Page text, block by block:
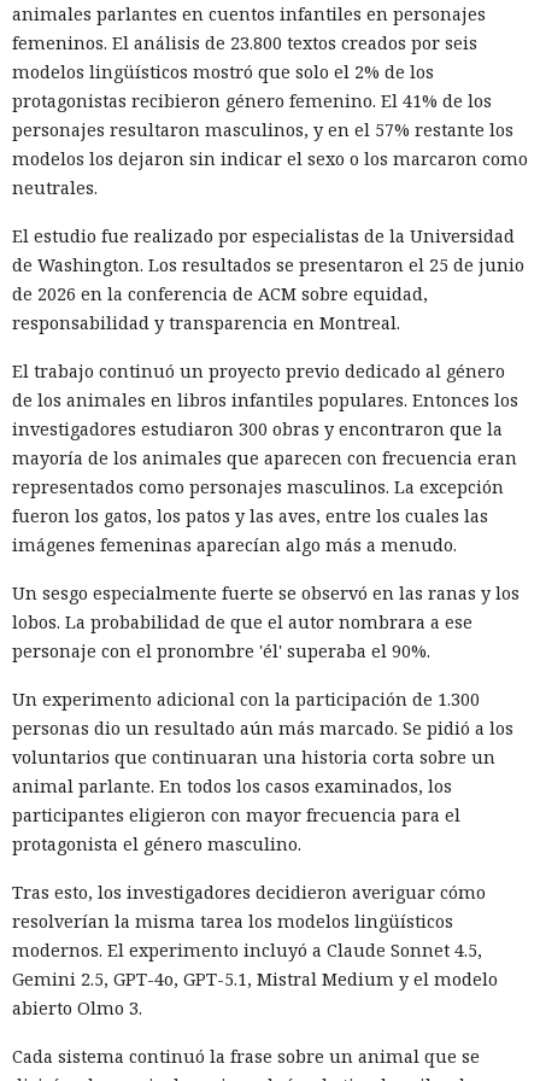
Muka, de 26 años, se declaró culpable de cargos de fraude
informático y telefónico, robo agravado de datos personales
y conspiración en un tribunal federal del estado de
Washington. Su sentencia se dictará el 27 de octubre; la
pena máxima es de hasta 32 años de prisión.
Muka y sus cómplices utilizaron credenciales robadas para
menos 165 empresas. Entre las afectadas se encuentran
AT&T, Ticketmaster, Advance Auto Parts, Neiman Marcus,
Santander, LendingTree y uno de los distritos escolares más
grandes de Estados Unidos.
La magnitud de las filtraciones fue enorme: en el caso de
AT&T se trató de registros de llamadas y mensajes de más
de 100 millones de abonados, y el hackeo a Ticketmaster
afectó a alrededor de 560 millones de usuarios.
Según la investigación, los hackeos ocurrieron entre febrero
y octubre de 2024. Los atacantes accedieron a cuentas
la Administración para el Control de Drogas, licencias de
conducir, pasaportes y números de seguridad social.
empresas exigiendo dinero y amenazando con publicar lo
sustraído. El grupo obtuvo alrededor de 2,5 millones de
dólares en rescates; además, Muka chantajeó al menos a
una víctima de forma reiterada, utilizando datos de un
funcionario público en activo o retirado y de su familia.
datos robados en foros de ciberdelincuencia como
BreachForums y XSS.is. La investigación estimó el perjuicio
total de las empresas afectadas en aproximadamente 9,5
millones de dólares.
acciones de Muka fueron deliberadas y depredadoras, y que
animales parlantes en cuentos infantiles en personajes
femeninos. El análisis de 23.800 textos creados por seis
modelos lingüísticos mostró que solo el 2% de los
protagonistas recibieron género femenino. El 41% de los
personajes resultaron masculinos, y en el 57% restante los
modelos los dejaron sin indicar el sexo o los marcaron como
neutrales.
El estudio fue realizado por especialistas de la Universidad
de Washington. Los resultados se presentaron el 25 de junio
de 2026 en la conferencia de ACM sobre equidad,
responsabilidad y transparencia en Montreal.
El trabajo continuó un proyecto previo dedicado al género
de los animales en libros infantiles populares. Entonces los
investigadores estudiaron 300 obras y encontraron que la
mayoría de los animales que aparecen con frecuencia eran
representados como personajes masculinos. La excepción
fueron los gatos, los patos y las aves, entre los cuales las
imágenes femeninas aparecían algo más a menudo.
Un sesgo especialmente fuerte se observó en las ranas y los
lobos. La probabilidad de que el autor nombrara a ese
personaje con el pronombre 'él' superaba el 90%.
Un experimento adicional con la participación de 1.300
personas dio un resultado aún más marcado. Se pidió a los
voluntarios que continuaran una historia corta sobre un
animal parlante. En todos los casos examinados, los
participantes eligieron con mayor frecuencia para el
protagonista el género masculino.
Tras esto, los investigadores decidieron averiguar cómo
resolverían la misma tarea los modelos lingüísticos
modernos. El experimento incluyó a Claude Sonnet 4.5,
Gemini 2.5, GPT-4o, GPT-5.1, Mistral Medium y el modelo
abierto Olmo 3.
Cada sistema continuó la frase sobre un animal que se